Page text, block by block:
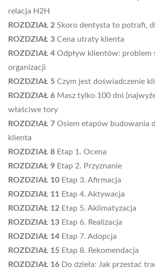
relacja H2H
ROZDZIAŁ 2 Skoro dentysta to potrafi,
ROZDZIAŁ 3 Cena utraty klienta
ROZDZIAŁ 4 Odpływ klientów:
organizacji
ROZDZIAŁ 5 Czym jest doświadczenie
ROZDZIAŁ 6 Masz tylko 100 dni
właściwe tory
ROZDZIAŁ 7 Osiem etapów budowania
klienta
ROZDZIAŁ 8 Etap 1. Ocena
ROZDZIAŁ 9 Etap 2. Przyznanie
ROZDZIAŁ 10 Etap 3. Afirmacja
ROZDZIAŁ 11 Etap 4. Aktywacja
ROZDZIAŁ 12 Etap 5. Aklimatyzacja
ROZDZIAŁ 13 Etap 6. Realizacja
ROZDZIAŁ 14 Etap 7. Adopcja
ROZDZIAŁ 15 Etap 8. Rekomendacja
ROZDZIAŁ 16 Do dzieła: Jak przestać